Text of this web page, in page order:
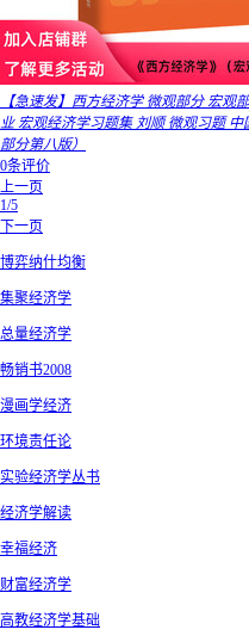
【急速发】西方经济学 微观部分 宏观
业 宏观经济学习题集 刘顺 微观习题
部分第八版）
0条评价
上一页
1/5
下一页
博弈纳什均衡
集聚经济学
总量经济学
畅销书2008
漫画学经济
环境责任论
实验经济学丛书
经济学解读
幸福经济
财富经济学
高教经济学基础